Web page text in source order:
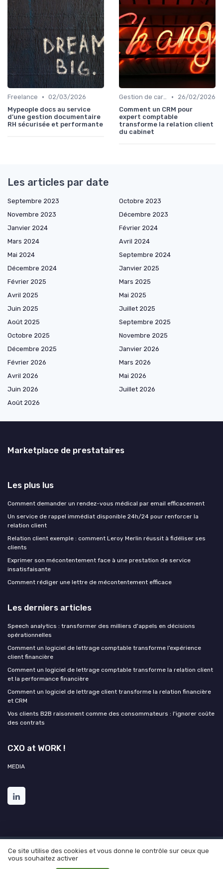
Freelance • 02/03/2026
Mypeople docs au service
d’une gestion documentaire
RH sécurisée et performante
Gestion de carrière •
26/02/2026
Comment un CRM pour
expert comptable
transforme la relation client
du cabinet
Les articles par date
Septembre 2023
Octobre 2023
Novembre 2023
Décembre 2023
Janvier 2024
Février 2024
Mars 2024
Avril 2024
Mai 2024
Septembre 2024
Décembre 2024
Janvier 2025
Février 2025
Mars 2025
Avril 2025
Mai 2025
Juin 2025
Juillet 2025
Août 2025
Septembre 2025
Octobre 2025
Novembre 2025
Décembre 2025
Janvier 2026
Février 2026
Mars 2026
Avril 2026
Mai 2026
Juin 2026
Juillet 2026
Août 2026
Marketplace de prestataires
Les plus lus
Comment demander un rendez-vous médical par email efficacement
Un service de rappel immédiat disponible 24h/24 pour renforcer la
relation client
Relation client exemple : comment Leroy Merlin réussit à fidéliser ses
clients
Exprimer son mécontentement face à une prestation de service
insatisfaisante
Comment rédiger une lettre de mécontentement efficace
Les derniers articles
Speech analytics : transformer des milliers d'appels en décisions
opérationnelles
Comment un logiciel de lettrage comptable transforme l’expérience
client financière
Comment un logiciel de lettrage comptable transforme la relation client
et la performance financière
Comment un logiciel de lettrage client transforme la relation financière
et CRM
Vos clients B2B raisonnent comme des consommateurs : l'ignorer coûte
des contrats
CXO at WORK !
MEDIA
Mentions légales Politique de confidentialité
Grande
Enquête 2025 sur l'IA et les directions de l'expérience client
Ce site utilise des cookies et vous donne le contrôle sur ceux que
vous souhaitez activer